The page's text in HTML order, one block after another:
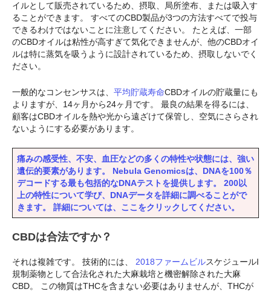
イルとして販売されているため、摂取、局所塗布、または吸入す
ることができます。 すべてのCBD製品が3つの方法すべてで投与
できるわけではないことに注意してください。 たとえば、一部
のCBDオイルは粘性が高すぎて気化できませんが、他のCBDオイ
ルは特に蒸気を吸うように設計されているため、摂取しないでく
ださい。
一般的なコンセンサスは、 平均貯蔵寿命CBDオイルの貯蔵量にも
よりますが、14ヶ月から24ヶ月です。 最良の結果を得るには、
顧客はCBDオイルを熱や光から遠ざけて保管し、空気にさらされ
ないようにする必要があります。
痛みの感受性、不安、血圧などの多くの特性や状態には、強い
遺伝的要素があります。 Nebula Genomicsは、DNAを100％
デコードする最も包括的なDNAテストを提供します。 200以
上の特性について学び、DNAデータを詳細に調べることがで
きます。 詳細については、ここをクリックしてください。
CBDは合法ですか？
それは複雑です。 技術的には、 2018ファームビルスケジュールI
規制薬物として合法化された大麻栽培と機密解除された大麻
CBD。 この物質はTHCを含まない必要はありませんが、THCが